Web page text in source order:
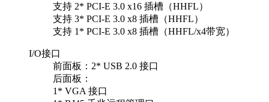
支持 2* PCI-E 3.0 x16 插槽（HHFL）
支持 3* PCI-E 3.0 x8 插槽（HHFL）
支持 1* PCI-E 3.0 x8 插槽（HHFL/x4带宽）
I/O接口
前面板：2* USB 2.0 接口
后面板：
1* VGA 接口